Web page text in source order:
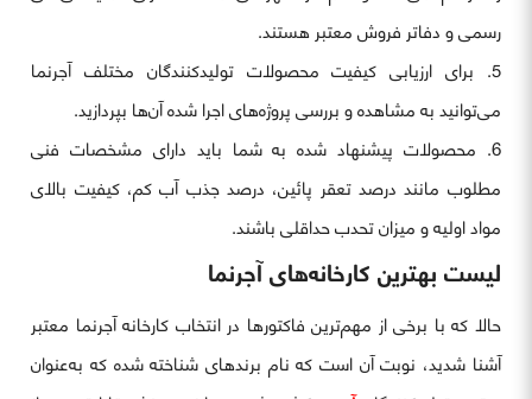
رسمی و دفاتر فروش معتبر هستند.
برای ارزیابی کیفیت محصولات تولیدکنندگان مختلف آجرنما
می‌توانید به مشاهده و بررسی پروژه‌های اجرا شده آن‌ها بپردازید.
محصولات پیشنهاد شده به شما باید دارای مشخصات فنی
مطلوب مانند درصد تعقر پائین، درصد جذب آب کم، کیفیت بالای
مواد اولیه و میزان تحدب حداقلی باشند.
لیست بهترین کارخانه‌های آجرنما
حالا که با برخی از مهم‌ترین فاکتورها در انتخاب کارخانه آجرنما معتبر
آشنا شدید، نوبت آن است که نام برندهای شناخته شده که به‌عنوان